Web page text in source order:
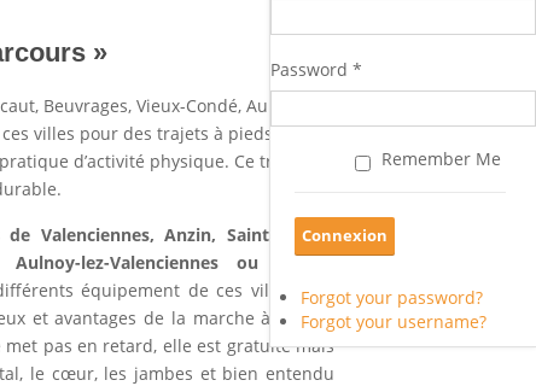
Password *
Remember Me
Forgot your password?
Forgot your username?
»
Beuvrages, Vieux-Condé, Aulnoy-
villes pour des trajets à pieds, des
d’activité physique. Ce travail
Valenciennes, Anzin, Saint-Saulve,
Aulnoy-lez-Valenciennes ou encore
équipement de ces villes sont
et avantages de la marche à pieds :
pas en retard, elle est gratuite mais
le cœur, les jambes et bien entendu